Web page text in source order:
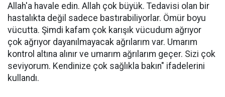
Allah'a havale edin. Allah çok büyük. Tedavisi olan bir
hastalıkta değil sadece bastırabiliyorlar. Ömür boyu
vücutta. Şimdi kafam çok karışık vücudum ağrıyor
çok ağrıyor dayanılmayacak ağrılarım var. Umarım
kontrol altına alınır ve umarım ağrılarım geçer. Sizi çok
seviyorum. Kendinize çok sağlıkla bakın" ifadelerini
kullandı.